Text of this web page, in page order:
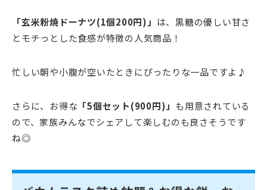
「玄米粉焼ドーナツ(1個200円)」 は、黒糖の優しい甘さ
とモチっとした食感が特徴の人気商品！
忙しい朝や小腹が空いたときにぴったりな一品ですよ♪
さらに、お得な 「5個セット(900円)」 も用意されている
ので、家族みんなでシェアして楽しむのも良さそうです
ね◎